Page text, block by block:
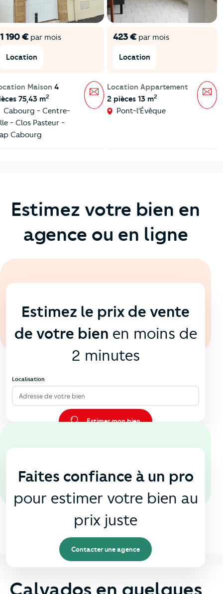
1 190 €par mois
Location
Maison 4
75,43 m2
Cabourg - Centre-
- Clos Pasteur -
Cabourg
Message
423 €par mois
Location
Location Appartement
2 pièces 13 m2
Pont-l'Évêque
Estimez votre bien en
agence ou en ligne
Estimez le prix de vente
de votre bien en moins de
2 minutes
Localisation
Adresse de votre bien
Estimer mon bien
En agence
Faites confiance à un pro
pour estimer votre bien au
prix juste
Contacter une agence